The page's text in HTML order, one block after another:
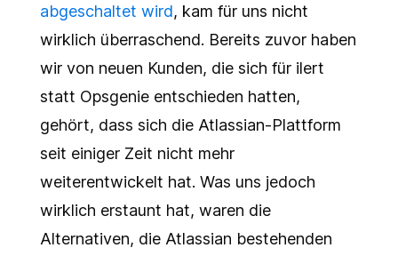
abgeschaltet wird, kam für uns nicht
wirklich überraschend. Bereits zuvor haben
wir von neuen Kunden, die sich für ilert
statt Opsgenie entschieden hatten,
gehört, dass sich die Atlassian-Plattform
seit einiger Zeit nicht mehr
weiterentwickelt hat. Was uns jedoch
wirklich erstaunt hat, waren die
Alternativen, die Atlassian bestehenden